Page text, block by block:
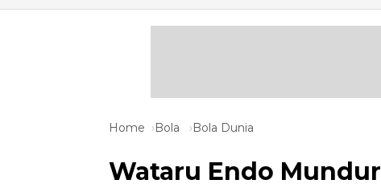
Home Bola Bola Dunia
Wataru Endo